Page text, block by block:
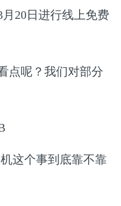
20日进行线上免费
点呢？我们对部分
这个事到底靠不靠